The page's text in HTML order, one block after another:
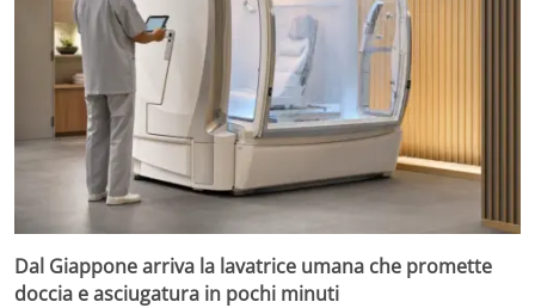
Dal Giappone arriva la lavatrice umana che promette
doccia e asciugatura in pochi minuti